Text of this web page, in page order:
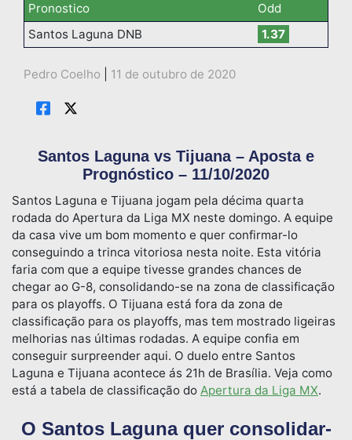
Pronostico
Odd
Santos Laguna DNB
1.37
Pedro Coelho 11 de outubro de 2020
Santos Laguna vs Tijuana – Aposta e
Prognóstico – 11/10/2020
Santos Laguna e Tijuana jogam pela décima quarta
rodada do Apertura da Liga MX neste domingo. A equipe
da casa vive um bom momento e quer confirmar-lo
conseguindo a trinca vitoriosa nesta noite. Esta vitória
faria com que a equipe tivesse grandes chances de
chegar ao G-8, consolidando-se na zona de classificação
para os playoffs. O Tijuana está fora da zona de
classificação para os playoffs, mas tem mostrado ligeiras
melhorias nas últimas rodadas. A equipe confia em
conseguir surpreender aqui. O duelo entre Santos
Laguna e Tijuana acontece ás 21h de Brasília. Veja como
está a tabela de classificação do Apertura da Liga MX.
O Santos Laguna quer consolidar-